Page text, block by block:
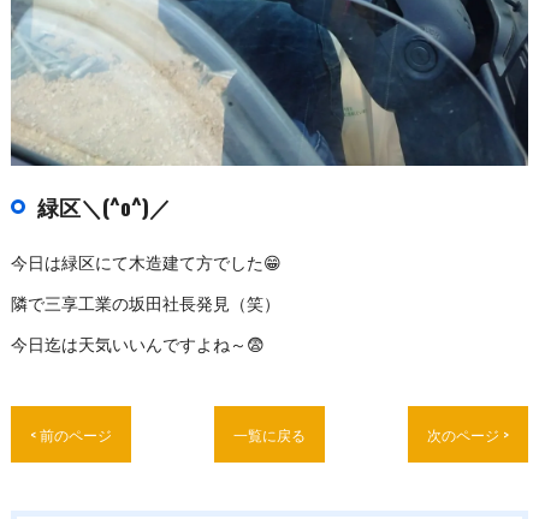
緑区＼(^o^)／
今日は緑区にて木造建て方でした😁
隣で三享工業の坂田社長発見（笑）
今日迄は天気いいんですよね～😨
< 前のページ 一覧に戻る 次のページ >